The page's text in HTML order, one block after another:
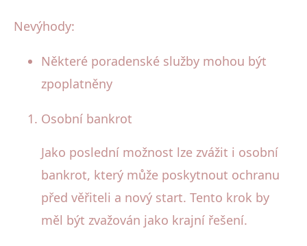
Nevýhody:
Některé poradenské služby mohou být
zpoplatněny
Osobní bankrot
Jako poslední možnost lze zvážit i osobní
bankrot, který může poskytnout ochranu
před věřiteli a nový start. Tento krok by
měl být zvažován jako krajní řešení.